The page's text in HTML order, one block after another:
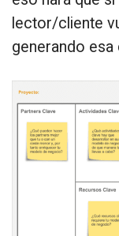
lector/cliente
generando esa